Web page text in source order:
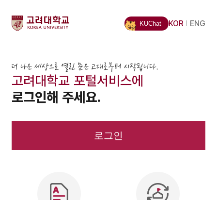
KUChat KOR ENG
고려대학교 포털서비스에
로그인해 주세요.
로그인